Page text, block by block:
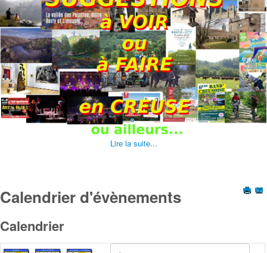
Lire la suite...
Calendrier d'évènements
Calendrier